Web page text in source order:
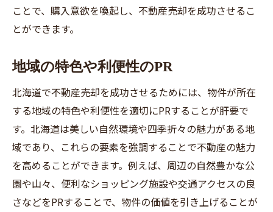
ことで、購入意欲を喚起し、不動産売却を成功させるこ
とができます。
地域の特色や利便性のPR
北海道で不動産売却を成功させるためには、物件が所在
する地域の特色や利便性を適切にPRすることが肝要で
す。北海道は美しい自然環境や四季折々の魅力がある地
域であり、これらの要素を強調することで不動産の魅力
を高めることができます。例えば、周辺の自然豊かな公
園や山々、便利なショッピング施設や交通アクセスの良
さなどをPRすることで、物件の価値を引き上げることが